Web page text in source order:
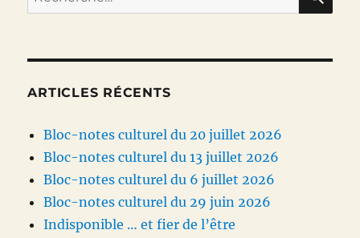
pour :
ARTICLES RÉCENTS
Bloc-notes culturel du 20 juillet 2026
Bloc-notes culturel du 13 juillet 2026
Bloc-notes culturel du 6 juillet 2026
Bloc-notes culturel du 29 juin 2026
Indisponible … et fier de l’être